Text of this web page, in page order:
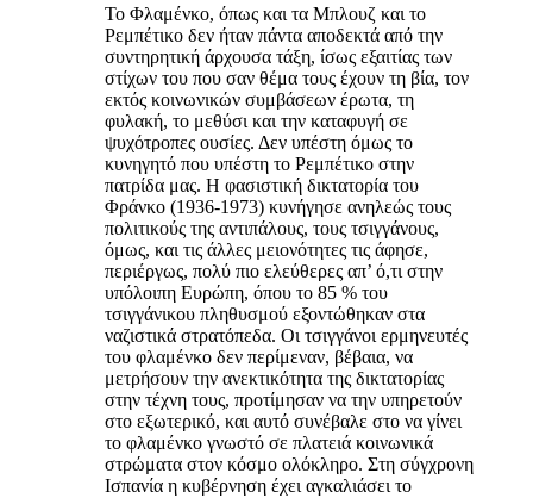
Το Φλαμένκο, όπως και τα Μπλουζ και το
Ρεμπέτικο δεν ήταν πάντα αποδεκτά από την
συντηρητική άρχουσα τάξη, ίσως εξαιτίας των
στίχων του που σαν θέμα τους έχουν τη βία, τον
εκτός κοινωνικών συμβάσεων έρωτα, τη
φυλακή, το μεθύσι και την καταφυγή σε
ψυχότροπες ουσίες. Δεν υπέστη όμως το
κυνηγητό που υπέστη το Ρεμπέτικο στην
πατρίδα μας. Η φασιστική δικτατορία του
Φράνκο (1936-1973) κυνήγησε ανηλεώς τους
πολιτικούς της αντιπάλους, τους τσιγγάνους,
όμως, και τις άλλες μειονότητες τις άφησε,
περιέργως, πολύ πιο ελεύθερες απ’ ό,τι στην
υπόλοιπη Ευρώπη, όπου το 85 % του
τσιγγάνικου πληθυσμού εξοντώθηκαν στα
ναζιστικά στρατόπεδα. Οι τσιγγάνοι ερμηνευτές
του φλαμένκο δεν περίμεναν, βέβαια, να
μετρήσουν την ανεκτικότητα της δικτατορίας
στην τέχνη τους, προτίμησαν να την υπηρετούν
στο εξωτερικό, και αυτό συνέβαλε στο να γίνει
το φλαμένκο γνωστό σε πλατειά κοινωνικά
στρώματα στον κόσμο ολόκληρο. Στη σύγχρονη
Ισπανία η κυβέρνηση έχει αγκαλιάσει το